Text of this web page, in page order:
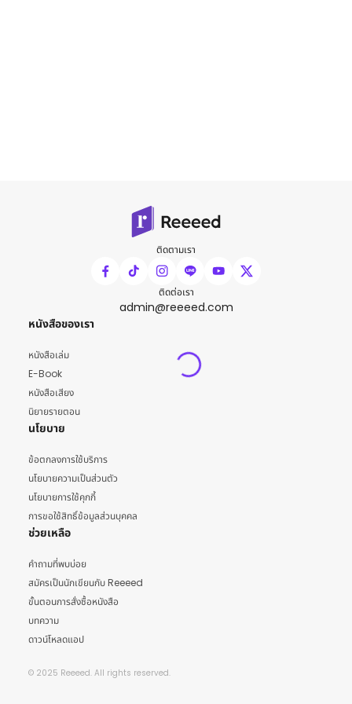
ติดตามเรา
ติดต่อเรา
admin@reeeed.com
หนังสือของเรา
หนังสือเล่ม
E-Book
หนังสือเสียง
นิยายรายตอน
นโยบาย
ข้อตกลงการใช้บริการ
นโยบายความเป็นส่วนตัว
นโยบายการใช้คุกกี้
การขอใช้สิทธิ์ข้อมูลส่วนบุคคล
ช่วยเหลือ
คำถามที่พบบ่อย
สมัครเป็นนักเขียนกับ Reeeed
ขั้นตอนการสั่งซื้อหนังสือ
บทความ
ดาวน์โหลดแอป
© 2025 Reeeed. All rights reserved.